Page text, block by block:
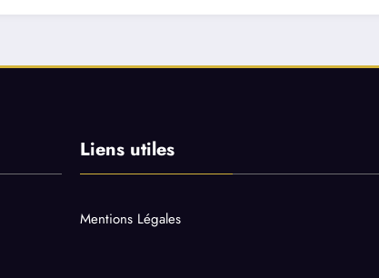
Liens utiles
Mentions Légales